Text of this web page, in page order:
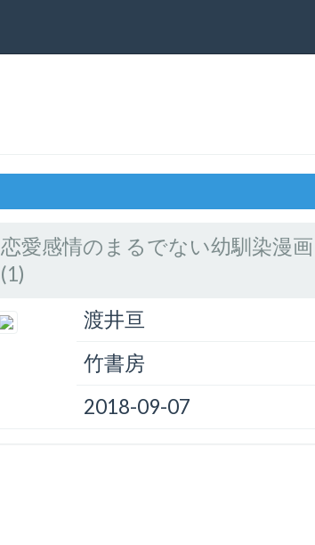
恋愛感情のまるでない幼馴染漫画
(1)
渡井亘
竹書房
2018-09-07